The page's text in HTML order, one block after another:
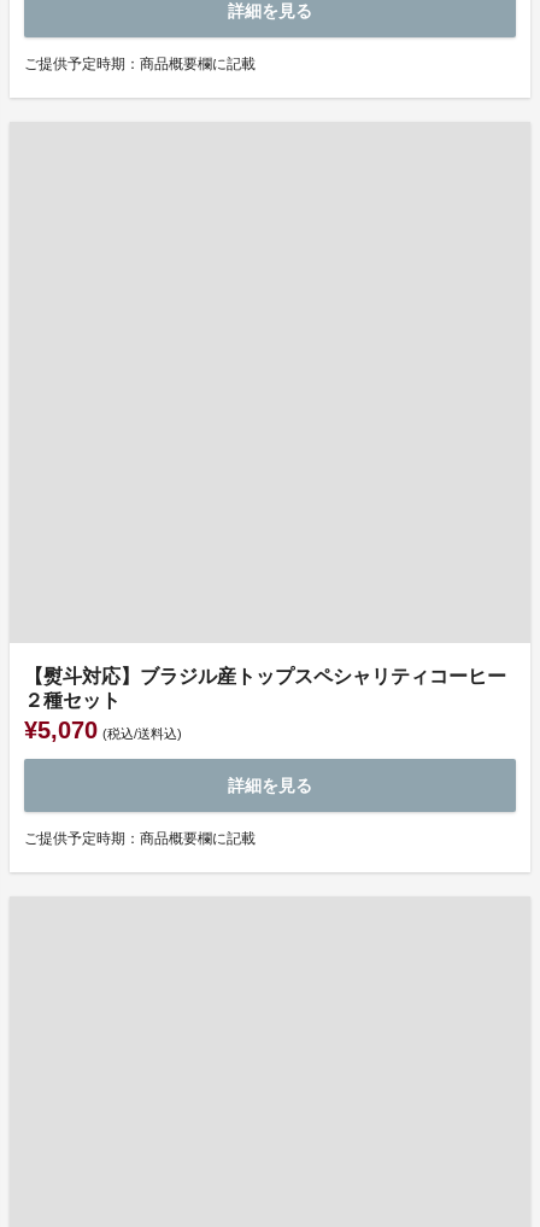
詳細を見る
ご提供予定時期：商品概要欄に記載
【熨斗対応】ブラジル産トップスペシャリティコーヒー
２種セット
¥5,070 (税込/送料込)
詳細を見る
ご提供予定時期：商品概要欄に記載